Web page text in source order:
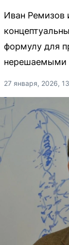
Иван
формулу для
нерешаемыми
27 января, 2026,